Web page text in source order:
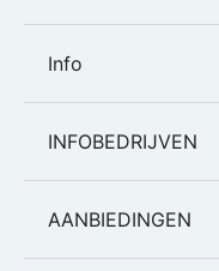
Info
INFOBEDRIJVEN
AANBIEDINGEN